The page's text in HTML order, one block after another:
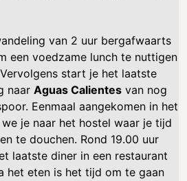
van 2 uur bergafwaarts
een ​​voedzame lunch te nuttigen
start je het laatste
naar Aguas Calientes van nog
Eenmaal aangekomen in het
je naar het hostel waar je tijd
te douchen. Rond 19.00 uur
laatste diner in een restaurant
het eten is het tijd om te gaan